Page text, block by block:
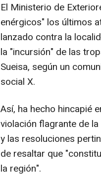
El Ministerio de
enérgicos" los últimos
lanzado contra la
la "incursión" de las
Sueisa, según un
social X.
Así, ha hecho hincapié
violación flagrante de
y las resoluciones
de resaltar que
la región".